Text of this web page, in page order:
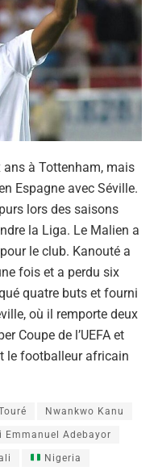
ans à Tottenham, mais
Espagne avec Séville.
lors des saisons
la Liga. Le Malien a
le club. Kanouté a
fois et a perdu six
quatre buts et fourni
où il remporte deux
Coupe de l’UEFA et
le footballeur africain
Nwankwo Kanu
Emmanuel Adebayor
Nigeria